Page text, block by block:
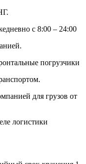
с 8:00 – 24:00
погрузчики
для грузов от
логистики